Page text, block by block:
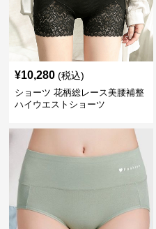
¥10,280 (税込)
ショーツ 花柄総レース美腰補整
ハイウエストショーツ